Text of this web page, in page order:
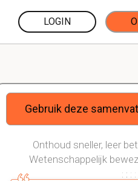
LOGIN
Gebruik deze
Onthoud sneller, leer
Wetenschappelijk